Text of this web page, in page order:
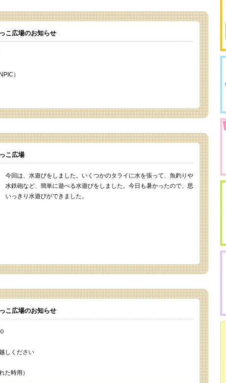
こ広場のお知らせ
）
こ広場
今回は、水遊びをしました。いくつかのタライに水を張って、魚釣りや
水鉄砲など、簡単に遊べる水遊びをしました。今日も暑かったので、思
いっきり水遊びができました。
こ広場のお知らせ
しください
た時用）